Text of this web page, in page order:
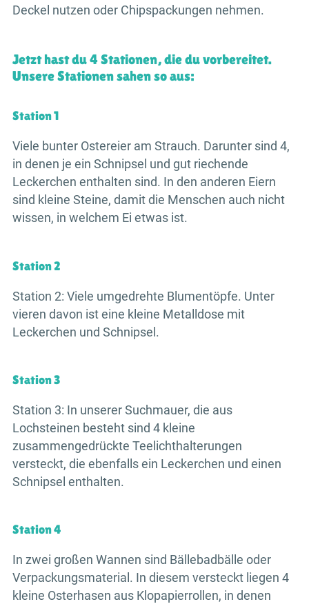
Deckel nutzen oder Chipspackungen nehmen.
Jetzt hast du 4 Stationen, die du vorbereitet.
Unsere Stationen sahen so aus:
Station 1
Viele bunter Ostereier am Strauch. Darunter sind 4,
in denen je ein Schnipsel und gut riechende
Leckerchen enthalten sind. In den anderen Eiern
sind kleine Steine, damit die Menschen auch nicht
wissen, in welchem Ei etwas ist.
Station 2
Station 2: Viele umgedrehte Blumentöpfe. Unter
vieren davon ist eine kleine Metalldose mit
Leckerchen und Schnipsel.
Station 3
Station 3: In unserer Suchmauer, die aus
Lochsteinen besteht sind 4 kleine
zusammengedrückte Teelichthalterungen
versteckt, die ebenfalls ein Leckerchen und einen
Schnipsel enthalten.
Station 4
In zwei großen Wannen sind Bällebadbälle oder
Verpackungsmaterial. In diesem versteckt liegen 4
kleine Osterhasen aus Klopapierrollen, in denen